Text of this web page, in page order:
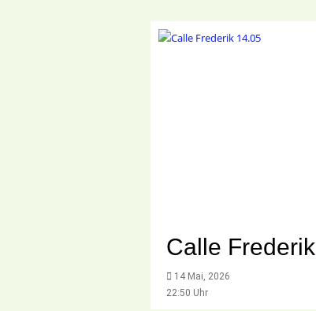
Calle Frederik
14 Mai, 2026
22:50 Uhr